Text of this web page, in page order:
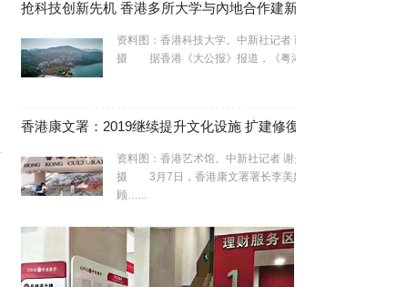
抢科技创新先机 香港多所大学与內地合作建新实验室
资料图：香港科技大学。中新社记者 谢光磊
摄 据香港《大公报》报道，《粤港澳…...
资料图：香港艺术馆。中新社记者 谢光磊
摄 3月7日，香港康文署署长李美嫦回
顾…...